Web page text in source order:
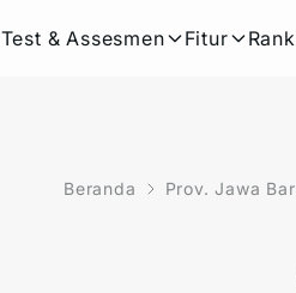
Test & Assesmen Fitur
Beranda Prov. Jawa